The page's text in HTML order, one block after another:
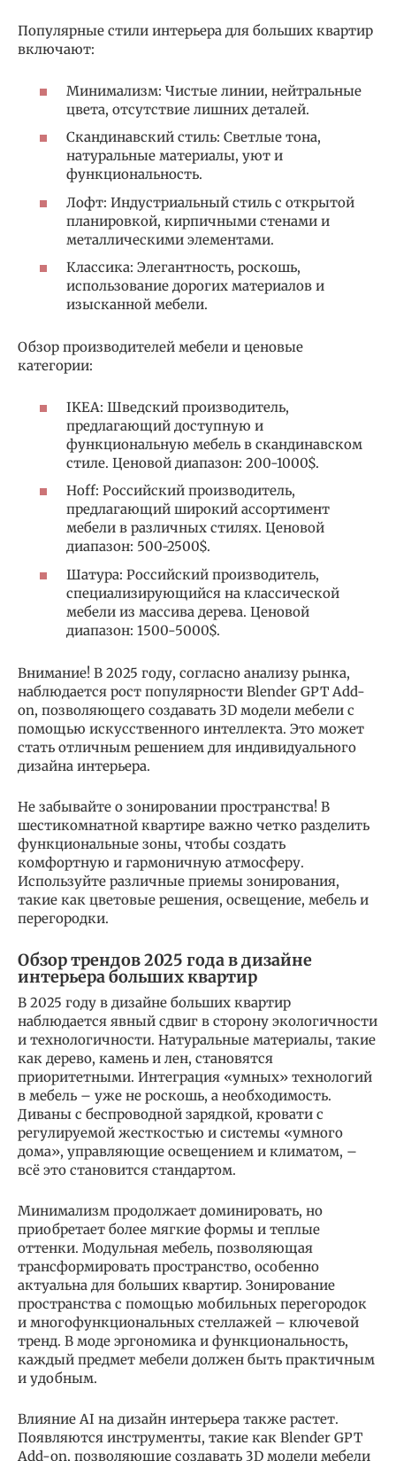
Популярные стили интерьера для больших квартир
включают:
Минимализм: Чистые линии, нейтральные
цвета, отсутствие лишних деталей.
Скандинавский стиль: Светлые тона,
натуральные материалы, уют и
функциональность.
Лофт: Индустриальный стиль с открытой
планировкой, кирпичными стенами и
металлическими элементами.
Классика: Элегантность, роскошь,
использование дорогих материалов и
изысканной мебели.
Обзор производителей мебели и ценовые
категории:
IKEA: Шведский производитель,
предлагающий доступную и
функциональную мебель в скандинавском
стиле. Ценовой диапазон: 200-1000$.
Hoff: Российский производитель,
предлагающий широкий ассортимент
мебели в различных стилях. Ценовой
диапазон: 500-2500$.
Шатура: Российский производитель,
специализирующийся на классической
мебели из массива дерева. Ценовой
диапазон: 1500-5000$.
Внимание! В 2025 году, согласно анализу рынка,
наблюдается рост популярности Blender GPT Add-
on, позволяющего создавать 3D модели мебели с
помощью искусственного интеллекта. Это может
стать отличным решением для индивидуального
дизайна интерьера.
Не забывайте о зонировании пространства! В
шестикомнатной квартире важно четко разделить
функциональные зоны, чтобы создать
комфортную и гармоничную атмосферу.
Используйте различные приемы зонирования,
такие как цветовые решения, освещение, мебель и
перегородки.
Обзор трендов 2025 года в дизайне
интерьера больших квартир
В 2025 году в дизайне больших квартир
наблюдается явный сдвиг в сторону экологичности
и технологичности. Натуральные материалы, такие
как дерево, камень и лен, становятся
приоритетными. Интеграция «умных» технологий
в мебель – уже не роскошь, а необходимость.
Диваны с беспроводной зарядкой, кровати с
регулируемой жесткостью и системы «умного
дома», управляющие освещением и климатом, –
всё это становится стандартом.
Минимализм продолжает доминировать, но
приобретает более мягкие формы и теплые
оттенки. Модульная мебель, позволяющая
трансформировать пространство, особенно
актуальна для больших квартир. Зонирование
пространства с помощью мобильных перегородок
и многофункциональных стеллажей – ключевой
тренд. В моде эргономика и функциональность,
каждый предмет мебели должен быть практичным
и удобным.
Влияние AI на дизайн интерьера также растет.
Появляются инструменты, такие как Blender GPT
Add-on, позволяющие создавать 3D модели мебели